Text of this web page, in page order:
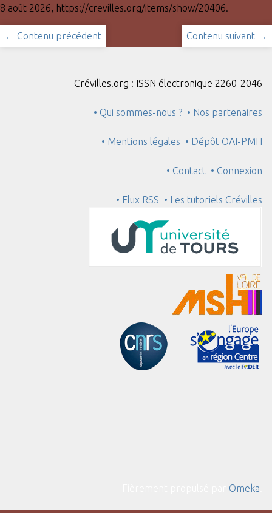
8 août 2026, https://crevilles.org/items/show/20406.
← Contenu précédent Contenu suivant →
Crévilles.org : ISSN électronique 2260-2046
• Qui sommes-nous ? • Nos partenaires
• Mentions légales • Dépôt OAI-PMH
• Contact • Connexion
• Flux RSS • Les tutoriels Crévilles
Omeka